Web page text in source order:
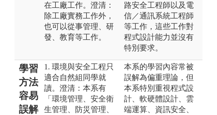
在工廠工作。澄清：
除工廠實務工作外，
也可以從事管理、研
發、教育等工作。
路安全工程師以及電
信／通訊系統工程師
等工作，這些工作對
程式設計能力並沒有
特別要求。
學習
方法
容易
誤解
1. 環境與安全工程只
適合自然組同學就
讀。澄清：本系有
「環境管理、安全衛
生管理、防災管理、
本系的學習內容常被
誤解為偏重理論，但
本系特別重視程式設
計、軟硬體設計、雲
端運算、資訊安全、